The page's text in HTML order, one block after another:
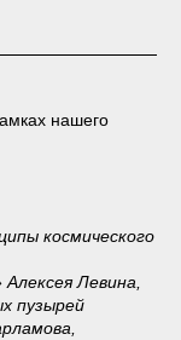
нашего
космического
Левина,
пузырей